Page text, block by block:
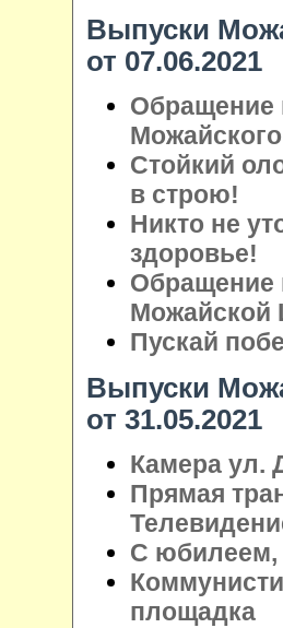
Выпуски
от 07.06.2021
Обращение
Стойкий
в строю!
Никто не
здоровье!
Обращение
Можайской
Пускай
Выпуски
от 31.05.2021
Камера ул.
Прямая
С
площадка